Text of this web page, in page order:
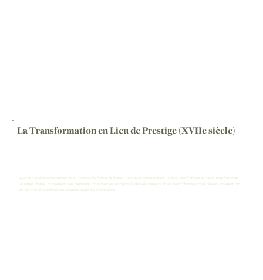
La Transformation en Lieu de Prestige (XVIIe siècle)
Avec la paix et le rattachement de la Lorraine à la France, le château perd sa fonction militaire. Le logis des Officiers est alors transformé en
un raffiné château d'agrément. Les cheminées monumentales en pierre, la chapelle intérieure et l'escalier d'honneur, tous classés, incarnent cet
art de vivre et ce raffinement caractéristiques du Grand Siècle.